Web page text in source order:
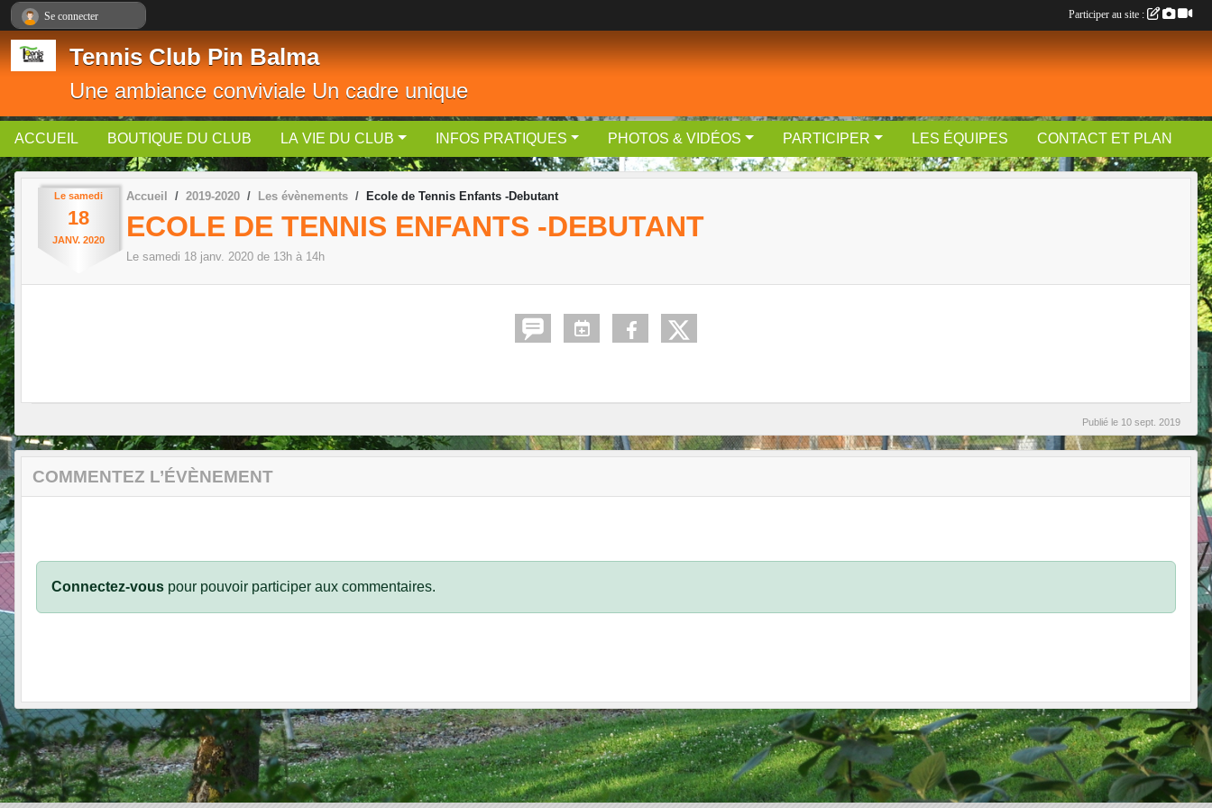
Tennis Club Pin Balma
Une ambiance conviviale Un cadre unique
ACCUEIL BOUTIQUE DU CLUB LA VIE DU CLUB INFOS PRATIQUES PHOTOS & VIDÉOS PARTICIPER LES ÉQUIPES CONTACT ET PLAN
Le samedi
18
JANV. 2020
Accueil 2019-2020 Les évènements Ecole de Tennis Enfants -Debutant
ECOLE DE TENNIS ENFANTS -DEBUTANT
Le samedi 18 janv. 2020 de 13h à 14h
Publié le 10 sept. 2019
COMMENTEZ L’ÉVÈNEMENT
Connectez-vous pour pouvoir participer aux commentaires.
Se connecter Participer au site :
Panneau de gestion des cookies